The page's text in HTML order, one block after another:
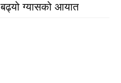
ग्यासको आयात